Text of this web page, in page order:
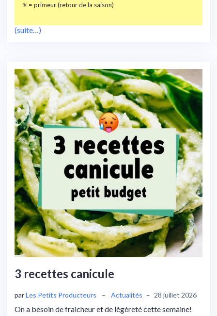
✴️ = primeur (retour de la saison)
(suite…)
3 recettes canicule
parLes Petits Producteurs – Actualités – 28 juillet 2026
On a besoin de fraicheur et de légèreté cette semaine!